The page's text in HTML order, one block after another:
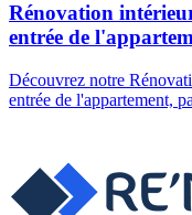
Rénovation
entrée de
Découvrez notre
entrée de l'appartement,